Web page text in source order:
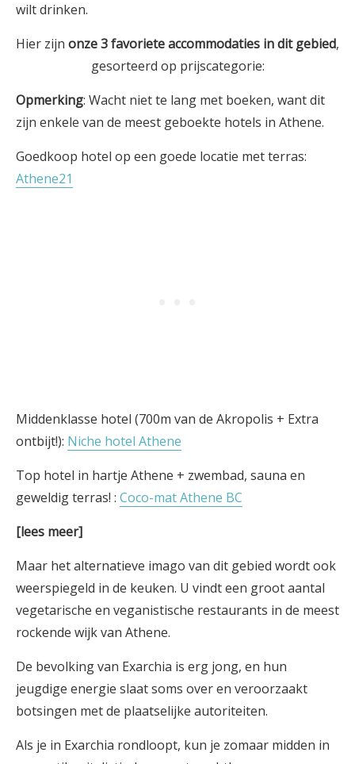
wilt drinken.
Hier zijn onze 3 favoriete accommodaties in dit gebied,
gesorteerd op prijscategorie:
Opmerking: Wacht niet te lang met boeken, want dit
zijn enkele van de meest geboekte hotels in Athene.
Goedkoop hotel op een goede locatie met terras:
Athene21
Middenklasse hotel (700m van de Akropolis + Extra
ontbijt!): Niche hotel Athene
Top hotel in hartje Athene + zwembad, sauna en
geweldig terras! : Coco-mat Athene BC
[lees meer]
Maar het alternatieve imago van dit gebied wordt ook
weerspiegeld in de keuken. U vindt een groot aantal
vegetarische en veganistische restaurants in de meest
rockende wijk van Athene.
De bevolking van Exarchia is erg jong, en hun
jeugdige energie slaat soms over en veroorzaakt
botsingen met de plaatselijke autoriteiten.
Als je in Exarchia rondloopt, kun je zomaar midden in